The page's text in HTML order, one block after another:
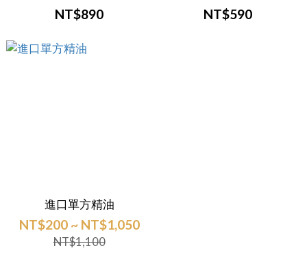
NT$890
NT$590
進口單方精油
NT$200 ~ NT$1,050
NT$1,100